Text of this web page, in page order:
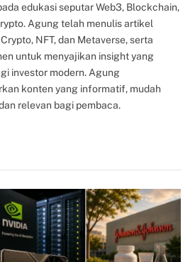
edukasi seputar Web3, Blockchain,
Agung telah menulis artikel
NFT, dan Metaverse, serta
untuk menyajikan insight yang
investor modern. Agung
konten yang informatif, mudah
relevan bagi pembaca.